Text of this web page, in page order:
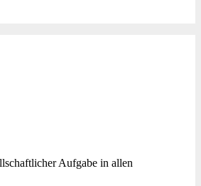
Aufgabe in allen